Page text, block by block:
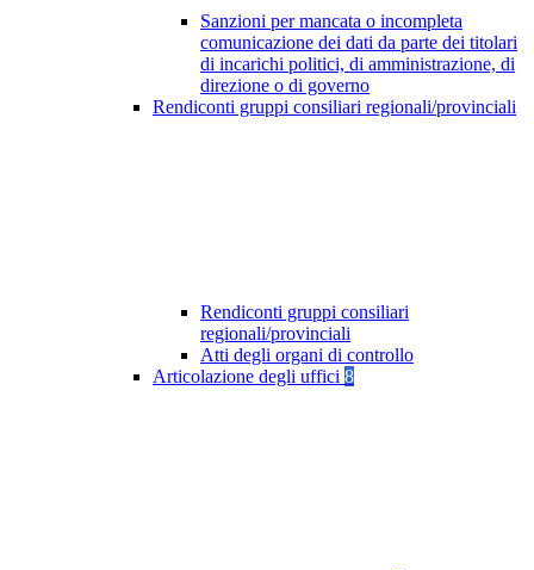
Sanzioni per mancata o incompleta
comunicazione dei dati da parte dei titolari
di incarichi politici, di amministrazione, di
direzione o di governo
Rendiconti gruppi consiliari regionali/provinciali
Rendiconti gruppi consiliari
regionali/provinciali
Atti degli organi di controllo
Articolazione degli uffici 8